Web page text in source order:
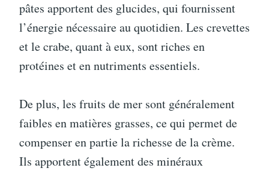
pâtes apportent des glucides, qui fournissent
l’énergie nécessaire au quotidien. Les crevettes
et le crabe, quant à eux, sont riches en
protéines et en nutriments essentiels.
De plus, les fruits de mer sont généralement
faibles en matières grasses, ce qui permet de
compenser en partie la richesse de la crème.
Ils apportent également des minéraux